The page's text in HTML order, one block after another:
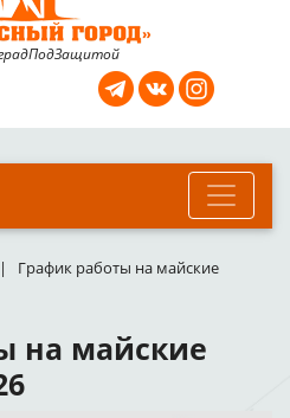
График работы на майские
на майские